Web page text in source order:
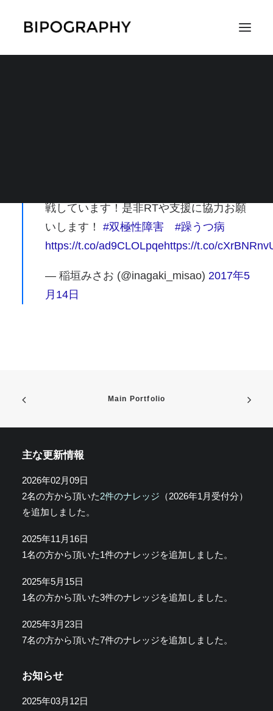
戦しています！是非RTや支援に協力お願
いします！ #双極性障害
#躁うつ病
https://t.co/ad9CLOLpqehttps://t.co/
— 稲垣みさお (@inagaki_misao) 2017年5
月14日
Main Portfolio
主な更新情報
2026年02月09日
2名の方から頂いた2件のナレッジ （2026年1月受付分）
を追加しました。
2025年11月16日
1名の方から頂いた1件のナレッジを追加しました。
2025年5月15日
1名の方から頂いた3件のナレッジを追加しました。
2025年3月23日
7名の方から頂いた7件のナレッジを追加しました。
お知らせ
2025年03月12日